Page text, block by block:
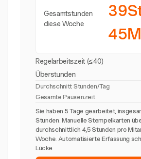
Gesamtstunden
diese Woche
Regelarbeitszeit (≤40)
Überstunden
Durchschnitt Stunden/Tag
Gesamte Pausenzeit
Sie haben 5 Tage gearbeitet,
Stunden. Manuelle Stempelkarten
durchschnittlich 4,5 Stunden pro
Woche. Automatisierte Erfassung
Lücke.